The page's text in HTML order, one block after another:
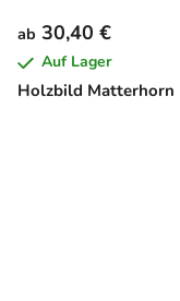
Holzbild Matterhorn
ab 30,40 €
Auf Lager